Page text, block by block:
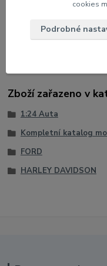
Velikost: 9 cm
Zboží zařazeno v
1:24 Auta
Kompletní katalog
FORD
HARLEY DAVIDSON
cookies
Podrobné